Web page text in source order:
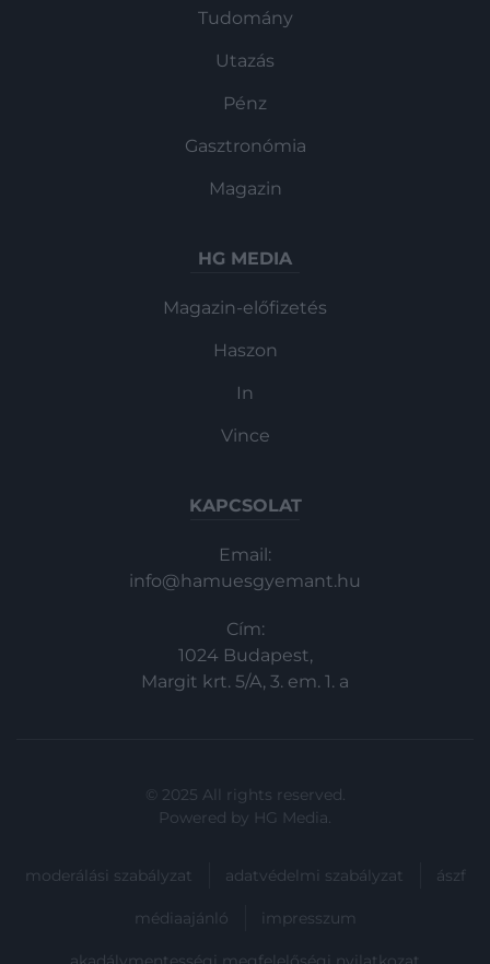
Tudomány
Utazás
Pénz
Gasztronómia
Magazin
HG MEDIA
Magazin-előfizetés
Haszon
In
Vince
KAPCSOLAT
Email:
info@hamuesgyemant.hu
Cím:
1024 Budapest,
Margit krt. 5/A, 3. em. 1. a
© 2025 All rights reserved.
Powered by HG Media.
moderálási szabályzat adatvédelmi szabályzat ászf
médiaajánló impresszum